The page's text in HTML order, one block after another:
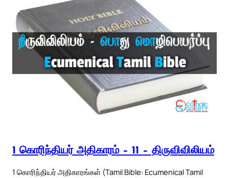
1 கொரிந்தியர் அதிகாரம் – 11 – திருவிவிலியம்
1 கொரிந்தியர் அதிகாரங்கள் (Tamil Bible: Ecumenical Tamil